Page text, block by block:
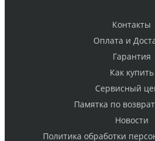
Контакты
Оплата и
Гарантия
Как купить
Cервисный
Памятка по
Новости
Политика обработки